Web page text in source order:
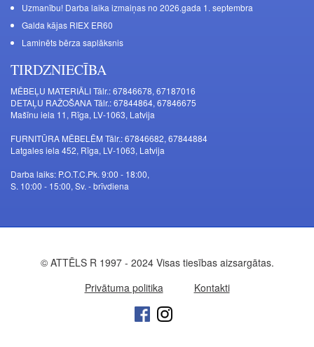
Uzmanību! Darba laika izmaiņas no 2026.gada 1. septembra
Galda kājas RIEX ER60
Laminēts bērza saplāksnis
TIRDZNIECĪBA
MĒBEĻU MATERIĀLI Tālr.: 67846678, 67187016
DETAĻU RAŽOŠANA Tālr.: 67844864, 67846675
Mašīnu iela 11, Rīga, LV-1063, Latvija
FURNITŪRA MĒBELĒM Tālr.: 67846682, 67844884
Latgales iela 452, Rīga, LV-1063, Latvija
Darba laiks: P.O.T.C.Pk. 9:00 - 18:00,
S. 10:00 - 15:00, Sv. - brīvdiena
© ATTĒLS R 1997 - 2024 Visas tiesības aizsargātas.
Privātuma politika
Kontakti